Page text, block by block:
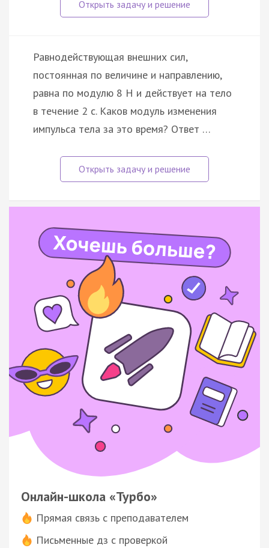
Равнодействующая внешних сил,
постоянная по величине и направлению,
равна по модулю 8 Н и действует на тело
в течение 2 с. Каков модуль изменения
импульса тела за это время? Ответ …
Онлайн-школа «Турбо»
Прямая связь с преподавателем
Письменные дз с проверкой